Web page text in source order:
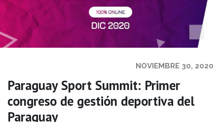
NOVIEMBRE 30, 2020
Paraguay Sport Summit: Primer
congreso de gestión deportiva del
Paraguay